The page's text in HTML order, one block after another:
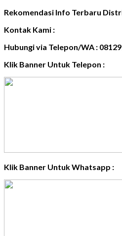
Rekomendasi Info Terbaru
Kontak Kami :
Hubungi via Telepon/WA :
Klik Banner Untuk Telepon :
Klik Banner Untuk Whatsapp :